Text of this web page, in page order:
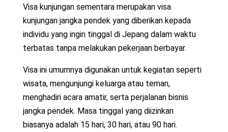
Visa kunjungan sementara merupakan visa
kunjungan jangka pendek yang diberikan kepada
individu yang ingin tinggal di Jepang dalam waktu
terbatas tanpa melakukan pekerjaan berbayar.
Visa ini umumnya digunakan untuk kegiatan seperti
wisata, mengunjungi keluarga atau teman,
menghadiri acara amatir, serta perjalanan bisnis
jangka pendek. Masa tinggal yang diizinkan
biasanya adalah 15 hari, 30 hari, atau 90 hari.